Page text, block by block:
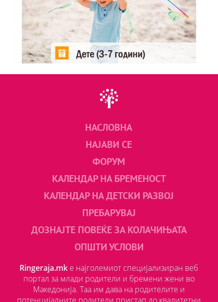
НАСЛОВНА
НАЈАВИ СЕ
ФОРУМ
КАЛЕНДАР НА БРЕМЕНОСТ
КАЛЕНДАР НА ДЕТСКИ РАЗВОЈ
ПРЕБАРУВАЈ
ДОЗНАЈТЕ ПОВЕЌЕ ЗА КОЛАЧИЊАТА
ОПШТИ УСЛОВИ
Ringeraja.mk е најголемиот специјализиран веб
портал за млади родители и бремени жени во
Македонија. Таа им дава на родителите и